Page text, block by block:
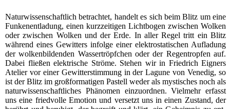
Natur­wis­sen­schaft­lich betrach­tet, han­delt es sich beim Blitz um eine
Fun­ken­ent­la­dung, einen kurz­zei­ti­gen Licht­bo­gen zwi­schen Wol­ken
oder zwi­schen Wol­ken und der Erde. In aller Regel tritt ein Blitz
wäh­rend eines Gewit­ters infol­ge einer elek­tro­sta­ti­schen Auf­la­dung
der wol­ken­bil­den­den Was­ser­tröpf­chen oder der Regen­trop­fen auf.
Dabei flie­ßen elek­tri­sche Strö­me. Ste­hen wir in Fried­rich Eig­ners
Ate­lier vor einer Gewit­ter­stim­mung in der Lagu­ne von Vene­dig, so
ist der Blitz im groß­for­ma­ti­gen Pas­tell weder als mys­ti­sches noch als
natur­wis­sen­schaft­li­ches Phä­no­men ein­zu­ord­nen. Viel­mehr erfasst
uns eine fried­vol­le Emo­ti­on und ver­setzt uns in einen Zustand, der